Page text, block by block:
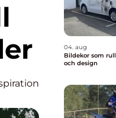
04. aug
Bildekor som
och design